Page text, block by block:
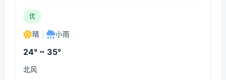
优
晴 小雨
24° ~ 35°
北风